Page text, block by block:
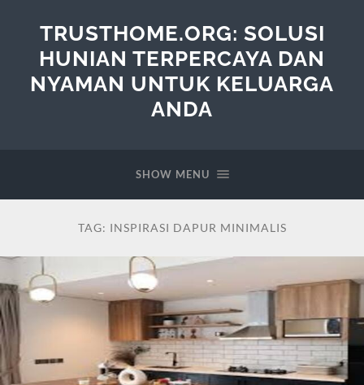
TRUSTHOME.ORG: SOLUSI
HUNIAN TERPERCAYA DAN
NYAMAN UNTUK KELUARGA
ANDA
SHOW MENU
TAG: INSPIRASI DAPUR MINIMALIS